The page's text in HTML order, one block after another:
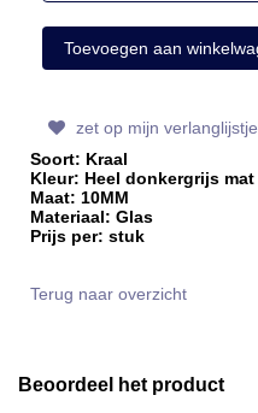
zet op mijn verlanglijstje
Soort: Kraal
Kleur: Heel donkergrijs mat
Maat: 10MM
Materiaal: Glas
Prijs per: stuk
Terug naar overzicht
Beoordeel het product